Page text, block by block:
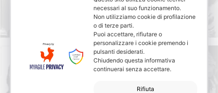
Ennio Morricone
necessari al suo funzionamento.
Non utilizziamo cookie di profilazione
o di terze parti.
Puoi accettare, rifiutare o
personalizzare i cookie premendo i
pulsanti desiderati.
Chiudendo questa informativa
continuerai senza accettare.
Rifiuta